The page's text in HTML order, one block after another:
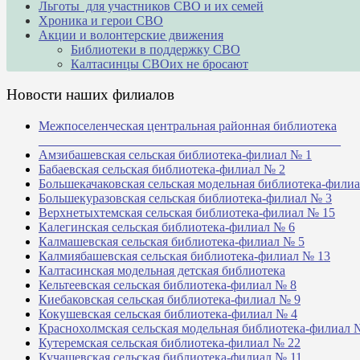
Льготы для участников СВО и их семей
Хроника и герои СВО
Акции и волонтерские движения
Библиотеки в поддержку СВО
Калтасинцы СВОих не бросают
Новости наших филиалов
Межпоселенческая центральная районная библиотека
Амзибашевская сельская библиотека-филиал № 1
Бабаевская сельская библиотека-филиал № 2
Большекачаковская сельская модельная библиотека-
Большекуразовская сельская библиотека-филиал № 3
Верхнетыхтемская сельская библиотека-филиал № 15
Калегинская сельская библиотека-филиал № 6
Калмашевская сельская библиотека-филиал № 5
Калмиябашевская сельская библиотека-филиал № 13
Калтасинская модельная детская библиотека
Кельтеевская сельская библиотека-филиал № 8
Киебаковская сельская библиотека-филиал № 9
Кокушевская сельская библиотека-филиал № 4
Краснохолмская сельская модельная библиотека-филиал
Кутеремская сельская библиотека-филиал № 22